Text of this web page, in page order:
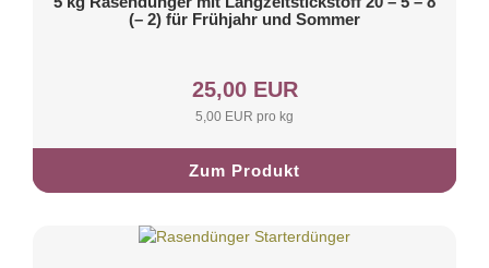
(– 2) für Frühjahr und Sommer
25,00 EUR
5,00 EUR pro kg
Zum Produkt